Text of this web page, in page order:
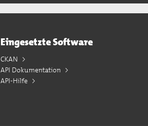
Eingesetzte Software
CKAN
API Dokumentation
API-Hilfe